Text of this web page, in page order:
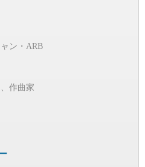
ン・ARB
作曲家